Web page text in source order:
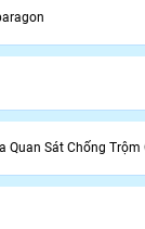
Quan Sát Chống Trộm